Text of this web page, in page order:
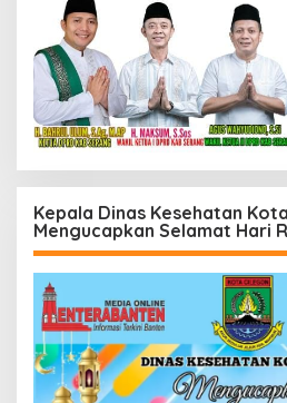
Kepala Dinas Kesehatan
Mengucapkan Selamat Hari